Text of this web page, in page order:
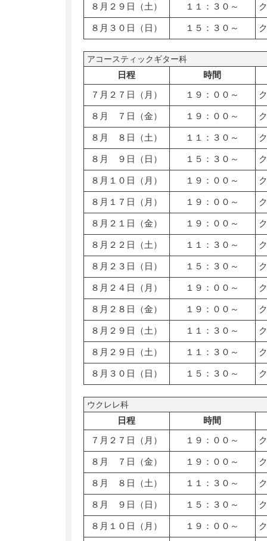
８月２９日（土） １１：３０～
８月３０日（日） １５：３０～
アコースティックギター科
日程
時間
７月２７日（月）
１９：００～
８月 ７日（金） １９：００～
８月 ８日（土） １１：３０～
８月 ９日（日） １５：３０～
８月１０日（月） １９：００～
８月１７日（月） １９：００～
８月２１日（金） １９：００～
８月２２日（土） １１：３０～
８月２３日（日） １５：３０～
８月２４日（月） １９：００～
８月２８日（金） １９：００～
８月２９日（土） １１：３０～
８月２９日（土） １１：３０～
８月３０日（日） １５：３０～
ウクレレ科
日程
時間
７月２７日（月）
１９：００～
８月 ７日（金） １９：００～
８月 ８日（土） １１：３０～
８月 ９日（日） １５：３０～
８月１０日（月） １９：００～